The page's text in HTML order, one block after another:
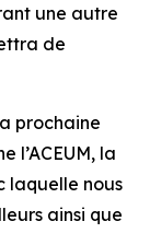
une autre
de
prochaine
l’ACEUM, la
laquelle nous
ainsi que